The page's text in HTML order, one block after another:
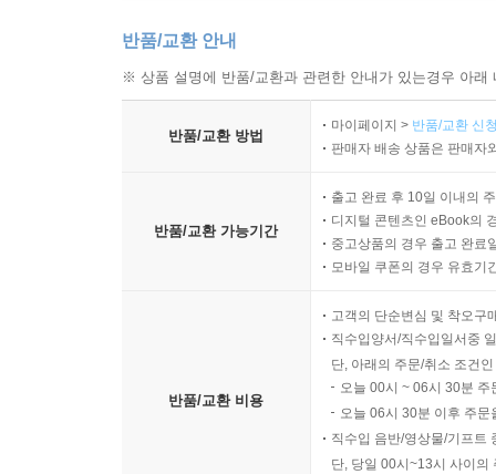
- 자영업자 본인 고용보험 임의 가입
- 자영업자 본인 산재보험 임의가입
SECTION 06 근로장려금 지원제도 등
- 근로장려금 지원금액 및 신청과 환급
- 경차 유류 구입에 대한 환급제도
- 통상임금(09;00∼ 18:00) 80,000원(10,000원 × 8시
개정 근로기준법에 의하여 1주간의 근로시간을 40
주40시간근로제 시행일로부터 3년간은 연장근로
반품/교환 안내
※ 상품 설명에 반품/교환과 관련한 안내가 있는경우 아
반품/교환 방법
마이페이지 > 반품/교환 신
판매자 배송 상품은 판매자
반품/교환 가능기간
출고 완료 후 10일 이내의
디지털 콘텐츠인 eBook의
중고상품의 경우 출고 완료
모바일 쿠폰의 경우 유효기
반품/교환 비용
고객의 단순변심 및 착오구
직수입양서/직수입일서중
단, 아래의 주문/취소 조건
오늘 00시 ~ 06시 30분
오늘 06시 30분 이후 주
직수입 음반/영상물/기프트
단, 당일 00시~13시 사이의